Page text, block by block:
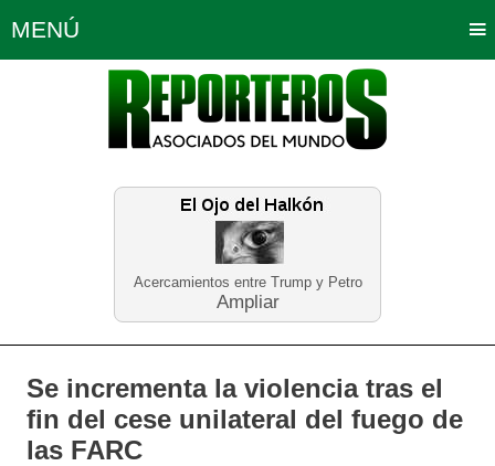
Acercamientos entre Trump y Petro
Ampliar
MENÚ
Política Opinión Bogotá
Planeta Tierra Deportes
Educación Neira
Se incrementa la violencia tras el
fin del cese unilateral del fuego de
las FARC